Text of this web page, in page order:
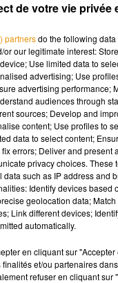
on
Qu’importe
Hallyday n’est
plus grand plaisir !
de votre vie privée
partnersdo the following
or our legitimate interest:
Use limited data to
advertising; Use
advertising performance;
audiences through
sources; Develop and
content; Use profiles to
data to select content;
errors; Deliver and present
privacy choices. These
data such as IP address and
Identify devices based
geolocation data;
Link different devices;
automatically.
en cliquant sur "Accepter
et/ou partenaires
refuser en cliquant sur